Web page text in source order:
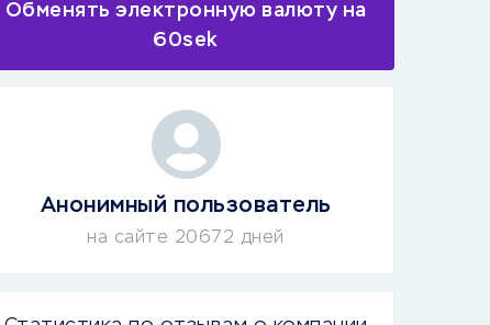
Обменять электронную валюту на
60sek
Анонимный пользователь
на сайте 20672 дней